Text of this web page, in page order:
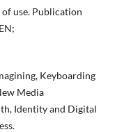
use. Publication
Keyboarding
Media
Identity and Digital